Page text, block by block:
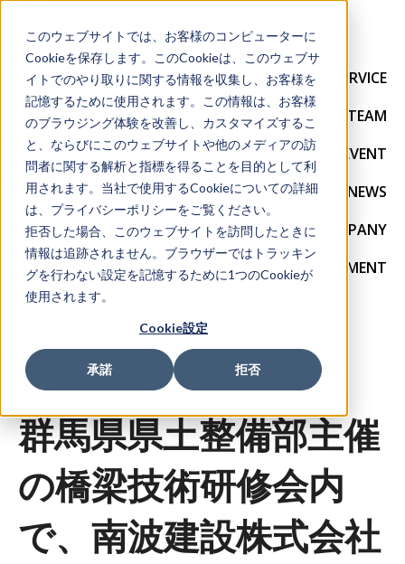
このウェブサイトでは、お客様のコンピューターに
Cookieを保存します。このCookieは、このウェブサ
イトでのやり取りに関する情報を収集し、お客様を
記憶するために使用されます。この情報は、お客様
のブラウジング体験を改善し、カスタマイズするこ
と、ならびにこのウェブサイトや他のメディアの訪
問者に関する解析と指標を得ることを目的として利
用されます。当社で使用するCookieについての詳細
は、プライバシーポリシーをご覧ください。
拒否した場合、このウェブサイトを訪問したときに
情報は追跡されません。ブラウザーではトラッキン
グを行わない設定を記憶するために1つのCookieが
使用されます。
Cookie設定
承諾 拒否
SERVICE
TEAM
EVENT
NEWS
COMPANY
RECRUITMENT
2024/08/30 9:13:03
群馬県県土整備部主催
の橋梁技術研修会内
で、南波建設株式会社